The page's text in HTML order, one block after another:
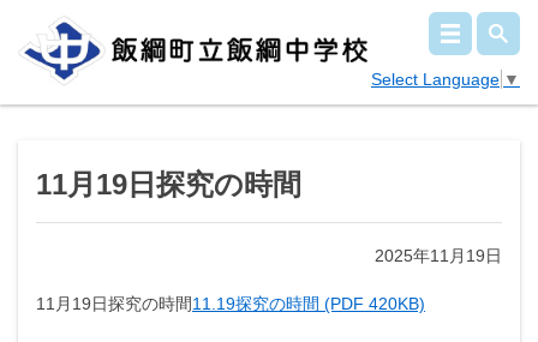
Select Language ▼
11月19日探究の時間
2025年11月19日
11月19日探究の時間11.19探究の時間 (PDF 420KB)